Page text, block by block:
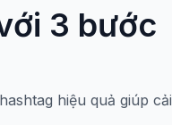
3 bước
hiệu quả giúp cải